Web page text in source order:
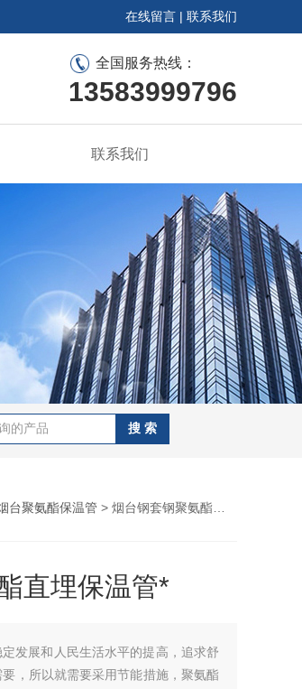
在线留言 | 联系我们
全国服务热线：
13583999796
联系我们
台聚氨酯保温管 > 烟台钢套钢聚氨酯直埋保温管*
直埋保温管*
发展和人民生活水平的提高，追求舒
，所以就需要采用节能措施，聚氨酯